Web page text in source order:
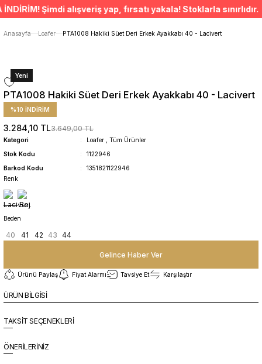
ÜCRETSİZ TESLİMAT İMKANI
SÜRDÜRÜLEBİLİR ÜRÜNLER
Anasayfa
Loafer PTA1008 Hakiki Süet Deri Erkek Ayakkabı 40 - Lacivert
Yeni
PTA1008 Hakiki Süet Deri Erkek Ayakkabı 40 - Lacivert
%10 İNDİRİM
3.284,10 TL3.649,00 TL
Kategori Loafer
Tüm Ürünler
Stok Kodu
1122946
Barkod Kodu
1351821122946
Renk
Beden
40 41 42 43 44
Gelince Haber Ver
Ürünü Paylaş Fiyat Alarmı Tavsiye Et Karşılaştır
ÜRÜN BİLGİSİ
TAKSİT SEÇENEKLERİ
ÖNERİLERİNİZ
Şimdi alışveriş yap, fırsatı yakala! Stoklarla